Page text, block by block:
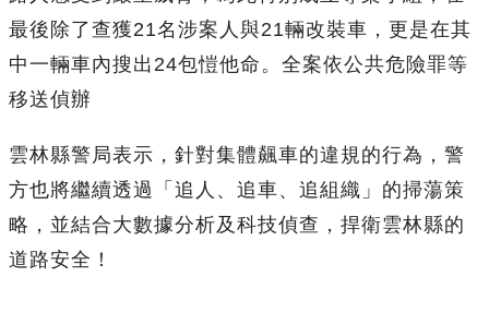
最後除了查獲21名涉案人與21輛改裝車，更是在其
中一輛車內搜出24包愷他命。全案依公共危險罪等
移送偵辦
雲林縣警局表示，針對集體飆車的違規的行為，警
方也將繼續透過「追人、追車、追組織」的掃蕩策
略，並結合大數據分析及科技偵查，捍衛雲林縣的
道路安全！